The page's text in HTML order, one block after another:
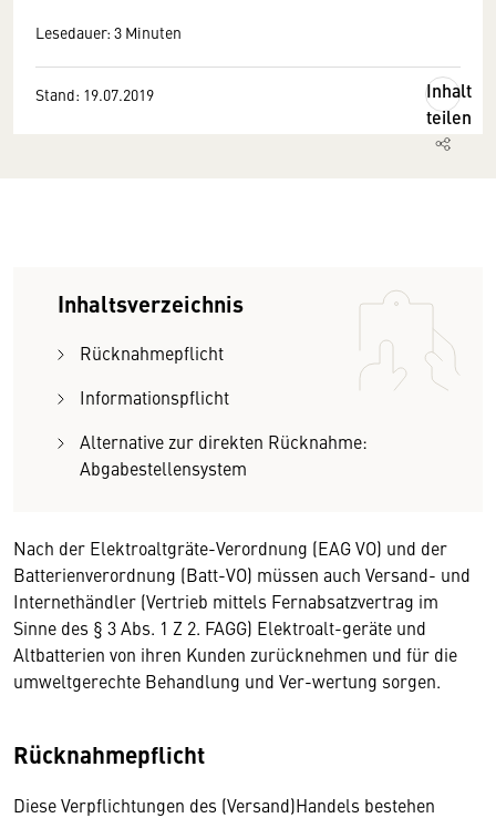
Lesedauer: 3 Minuten
Stand: 19.07.2019
Inhalt
teilen
Inhaltsverzeichnis
Rücknahmepflicht
Informationspflicht
Alternative zur direkten Rücknahme:
Abgabestellensystem
Nach der Elektroaltgräte-Verordnung (EAG VO) und der
Batterienverordnung (Batt-VO) müssen auch Versand- und
Internethändler (Vertrieb mittels Fernabsatzvertrag im
Sinne des § 3 Abs. 1 Z 2. FAGG) Elektroalt-geräte und
Altbatterien von ihren Kunden zurücknehmen und für die
umweltgerechte Behandlung und Ver-wertung sorgen.
Rücknahmepflicht
Diese Verpflichtungen des (Versand)Handels bestehen